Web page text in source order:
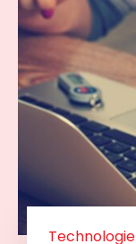
Technologie